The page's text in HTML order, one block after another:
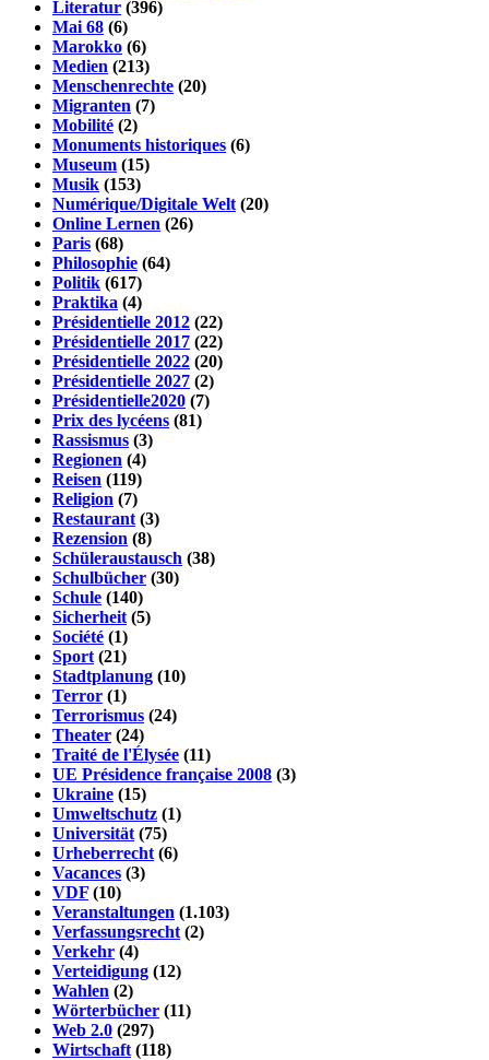
Literatur (396)
Mai 68 (6)
Marokko (6)
Medien (213)
Menschenrechte (20)
Migranten (7)
Mobilité (2)
Monuments historiques (6)
Museum (15)
Musik (153)
Numérique/Digitale Welt (20)
Online Lernen (26)
Paris (68)
Philosophie (64)
Politik (617)
Praktika (4)
Présidentielle 2012 (22)
Présidentielle 2017 (22)
Présidentielle 2022 (20)
Présidentielle 2027 (2)
Présidentielle2020 (7)
Prix des lycéens (81)
Rassismus (3)
Regionen (4)
Reisen (119)
Religion (7)
Restaurant (3)
Rezension (8)
Schüleraustausch (38)
Schulbücher (30)
Schule (140)
Sicherheit (5)
Société (1)
Sport (21)
Stadtplanung (10)
Terror (1)
Terrorismus (24)
Theater (24)
Traité de l'Élysée (11)
UE Présidence française 2008 (3)
Ukraine (15)
Umweltschutz (1)
Universität (75)
Urheberrecht (6)
Vacances (3)
VDF (10)
Veranstaltungen (1.103)
Verfassungsrecht (2)
Verkehr (4)
Verteidigung (12)
Wahlen (2)
Wörterbücher (11)
Web 2.0 (297)
Wirtschaft (118)